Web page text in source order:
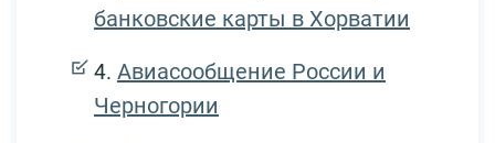
банковские карты в Хорватии
Авиасообщение России и
Черногории